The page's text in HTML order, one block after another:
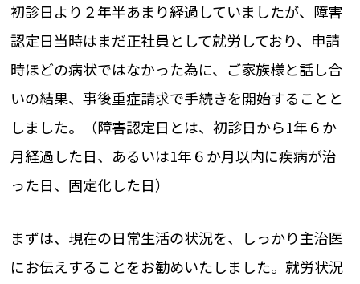
初診日より２年半あまり経過していましたが、障害
認定日当時はまだ正社員として就労しており、申請
時ほどの病状ではなかった為に、ご家族様と話し合
いの結果、事後重症請求で手続きを開始することと
しました。（障害認定日とは、初診日から1年６か
月経過した日、あるいは1年６か月以内に疾病が治
った日、固定化した日）
まずは、現在の日常生活の状況を、しっかり主治医
にお伝えすることをお勧めいたしました。就労状況